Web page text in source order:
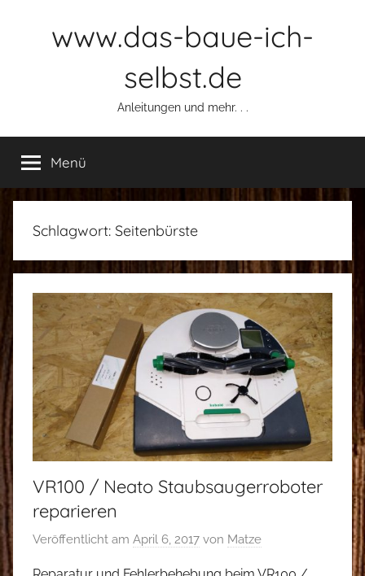
www.das-baue-ich-
selbst.de
Anleitungen und mehr. . .
Menü
Schlagwort: Seitenbürste
VR100 / Neato Staubsaugerroboter
reparieren
Veröffentlicht am April 6, 2017 von Matze